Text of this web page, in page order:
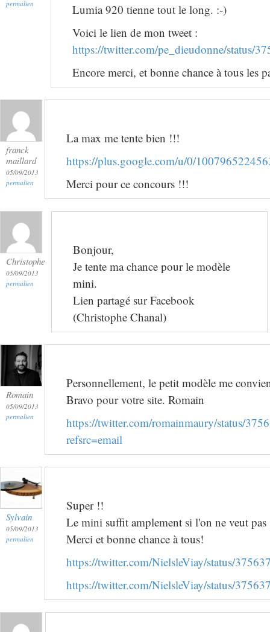
permalien
Lumia 920 tienne tout le long. :-)
Voici le lien de mon tweet :
https://twitter.com/pe_dieudonne/status/
Encore merci, et bonne chance à tous les
franck
maillard
05/09/2013
permalien
La max me tente bien !!!
https://plus.google.com/u/0/
Merci pour ce concours !!!
Christophe
05/09/2013
permalien
Bonjour,
Je tente ma chance pour le modèle
mini.
Lien partagé sur Facebook
(Christophe Chanal)
Romain
05/09/2013
permalien
Personnellement, le petit modèle me
Bravo pour votre site. Romain
https://twitter.com/romainmaury/status/
refsrc=email
Sylvain
05/09/2013
permalien
Super !!
Le mini suffit amplement si l'on ne veut pas
Merci et bonne chance à tous!
https://twitter.com/NielsleViay/status/
https://twitter.com/NielsleViay/status/